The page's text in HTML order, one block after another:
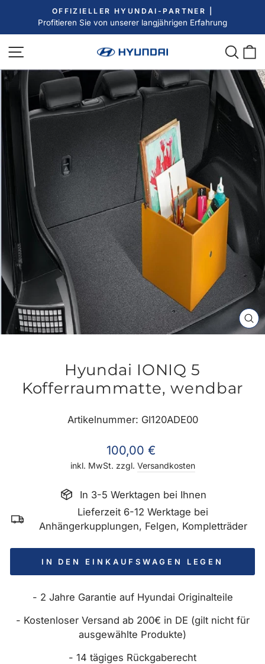
Inhalt
Pause
OFFIZIELLER HYUNDAI-PARTNER |
Profitieren Sie von unserer langjährigen Erfahrung
Seitennavigation
Hyundai IONIQ 5
Kofferraummatte, wendbar
Artikelnummer: GI120ADE00
Normaler
Preis
100,00 €
inkl. MwSt. zzgl. Versandkosten
In 3-5 Werktagen bei Ihnen
Lieferzeit 6-12 Werktage bei
Anhängerkupplungen, Felgen, Kompletträder
IN DEN EINKAUFSWAGEN LEGEN
- 2 Jahre Garantie auf Hyundai Originalteile
- Kostenloser Versand ab 200€ in DE (gilt nicht für
ausgewählte Produkte)
- 14 tägiges Rückgaberecht